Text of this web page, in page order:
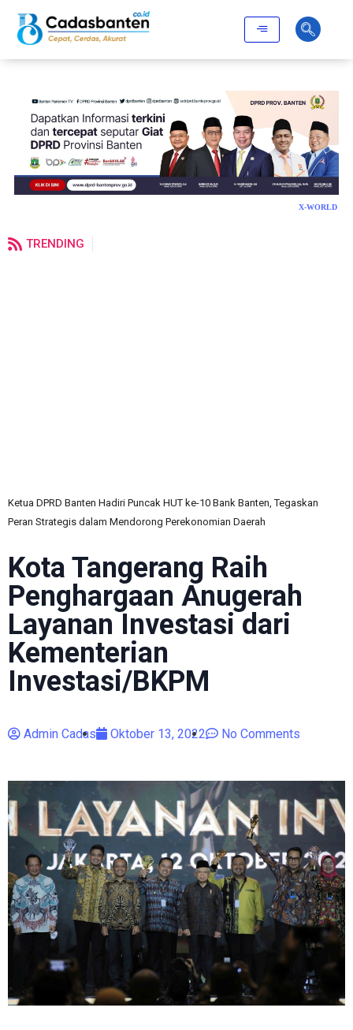
X-WORLD
TRENDING
Ketua DPRD Banten Hadiri Puncak HUT ke-10 Bank Banten, Tegaskan
Peran Strategis dalam Mendorong Perekonomian Daerah
Kota Tangerang Raih
Penghargaan Anugerah
Layanan Investasi dari
Kementerian
Investasi/BKPM
Admin Cadas Oktober 13, 2022 No Comments